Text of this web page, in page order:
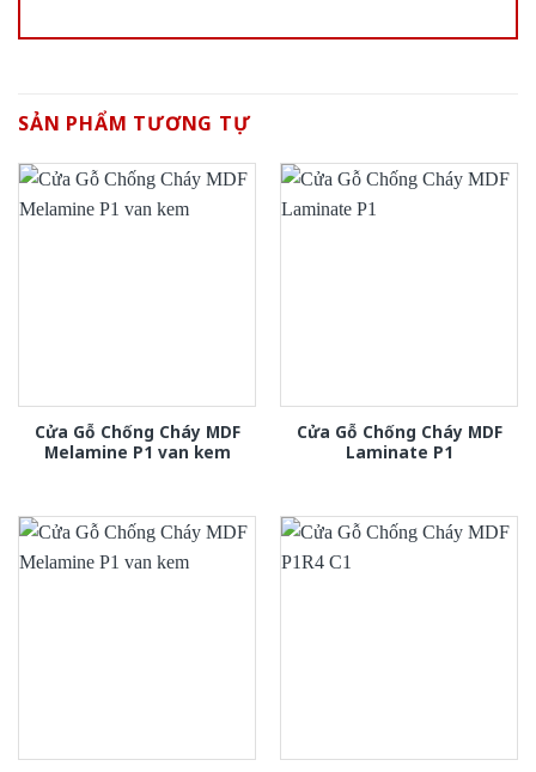
SẢN PHẨM TƯƠNG TỰ
Cửa Gỗ Chống Cháy MDF
Melamine P1 van kem
Cửa Gỗ Chống Cháy MDF
Laminate P1